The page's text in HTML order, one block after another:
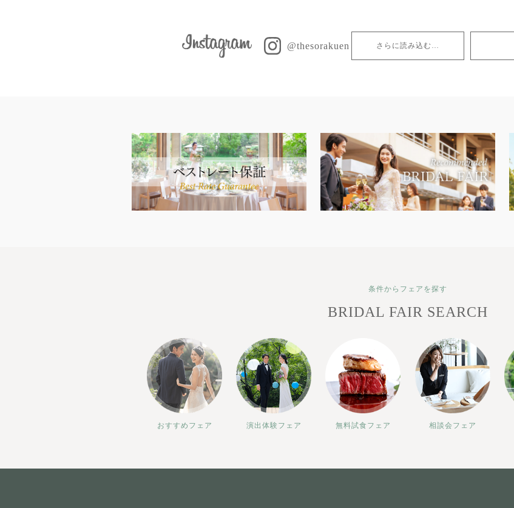
@thesorakuen さらに読み込む…
条件からフェアを探す
BRIDAL FAIR SEARCH
おすすめフェア 演出体験フェア 無料試食フェア 相談会フェア